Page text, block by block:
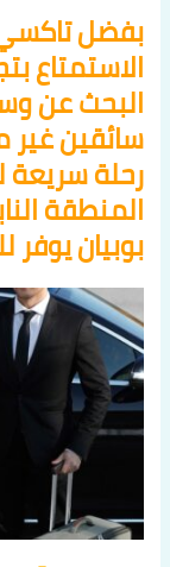
بفضل تاكسي
الاستمتاع
البحث عن
سائقين غير
رحلة
المنطقة
بوبيان يوفر